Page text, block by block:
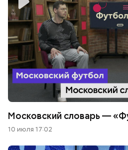
Московский словарь —
10 июля 17:02